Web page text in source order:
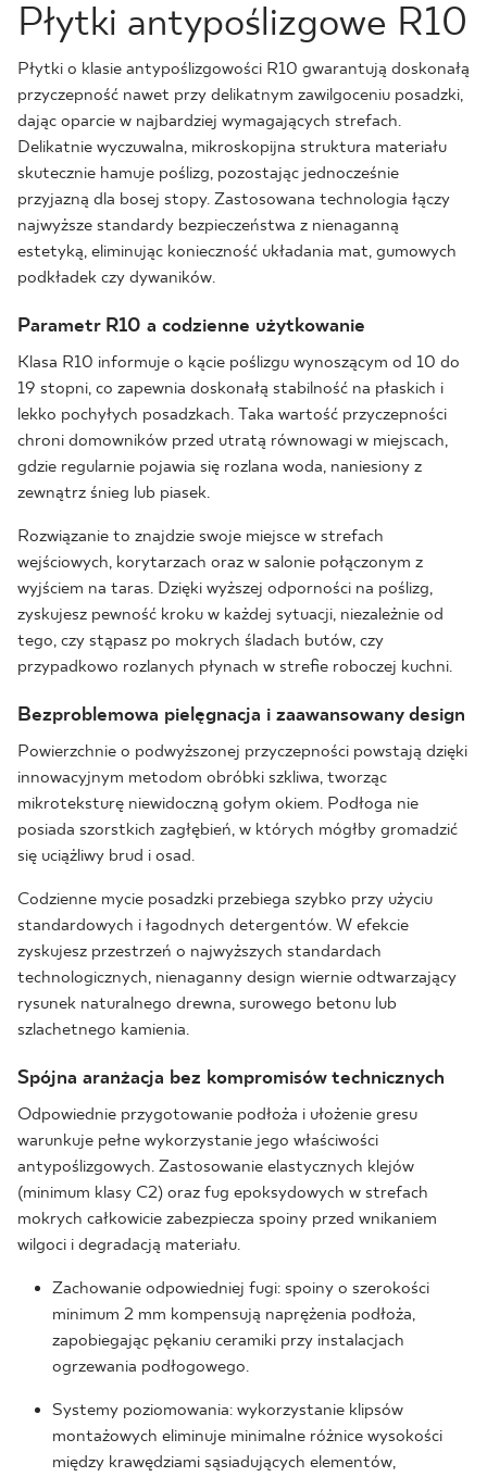
Płytki antypoślizgowe R10
Płytki o klasie antypoślizgowości R10 gwarantują doskonałą
przyczepność nawet przy delikatnym zawilgoceniu posadzki,
dając oparcie w najbardziej wymagających strefach.
Delikatnie wyczuwalna, mikroskopijna struktura materiału
skutecznie hamuje poślizg, pozostając jednocześnie
przyjazną dla bosej stopy. Zastosowana technologia łączy
najwyższe standardy bezpieczeństwa z nienaganną
estetyką, eliminując konieczność układania mat, gumowych
podkładek czy dywaników.
Parametr R10 a codzienne użytkowanie
Klasa R10 informuje o kącie poślizgu wynoszącym od 10 do
19 stopni, co zapewnia doskonałą stabilność na płaskich i
lekko pochyłych posadzkach. Taka wartość przyczepności
chroni domowników przed utratą równowagi w miejscach,
gdzie regularnie pojawia się rozlana woda, naniesiony z
zewnątrz śnieg lub piasek.
Rozwiązanie to znajdzie swoje miejsce w strefach
wejściowych, korytarzach oraz w salonie połączonym z
wyjściem na taras. Dzięki wyższej odporności na poślizg,
zyskujesz pewność kroku w każdej sytuacji, niezależnie od
tego, czy stąpasz po mokrych śladach butów, czy
przypadkowo rozlanych płynach w strefie roboczej kuchni.
Bezproblemowa pielęgnacja i zaawansowany design
Powierzchnie o podwyższonej przyczepności powstają dzięki
innowacyjnym metodom obróbki szkliwa, tworząc
mikroteksturę niewidoczną gołym okiem. Podłoga nie
posiada szorstkich zagłębień, w których mógłby gromadzić
się uciążliwy brud i osad.
Codzienne mycie posadzki przebiega szybko przy użyciu
standardowych i łagodnych detergentów. W efekcie
zyskujesz przestrzeń o najwyższych standardach
technologicznych, nienaganny design wiernie odtwarzający
rysunek naturalnego drewna, surowego betonu lub
szlachetnego kamienia.
Spójna aranżacja bez kompromisów technicznych
Odpowiednie przygotowanie podłoża i ułożenie gresu
warunkuje pełne wykorzystanie jego właściwości
antypoślizgowych. Zastosowanie elastycznych klejów
(minimum klasy C2) oraz fug epoksydowych w strefach
mokrych całkowicie zabezpiecza spoiny przed wnikaniem
wilgoci i degradacją materiału.
Zachowanie odpowiedniej fugi: spoiny o szerokości
minimum 2 mm kompensują naprężenia podłoża,
zapobiegając pękaniu ceramiki przy instalacjach
ogrzewania podłogowego.
Systemy poziomowania: wykorzystanie klipsów
montażowych eliminuje minimalne różnice wysokości
między krawędziami sąsiadujących elementów,